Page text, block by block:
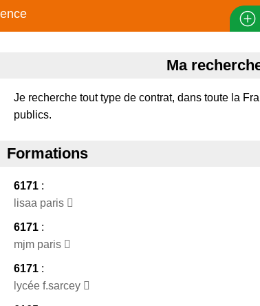
Ma
Je recherche tout type de contrat, dans toute la
publics.
Formations
6171 :
lisaa paris 
6171 :
mjm paris 
6171 :
lycée f.sarcey 